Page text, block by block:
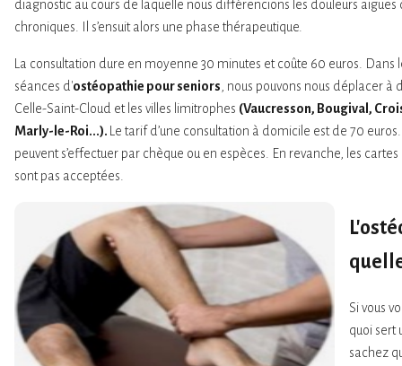
diagnostic au cours de laquelle nous différencions les douleurs aiguës
chroniques. Il s’ensuit alors une phase thérapeutique.
La consultation dure en moyenne 30 minutes et coûte 60 euros. Dans
séances d'ostéopathie pour seniors , nous pouvons nous déplacer à
Celle-Saint-Cloud et les villes limitrophes (Vaucresson, Bougival,
Marly-le-Roi...).
Le tarif d’une consultation à domicile est de 70
peuvent s’effectuer par chèque ou en espèces. En revanche, les
sont pas acceptées.
Si vous
quoi sert
sachez